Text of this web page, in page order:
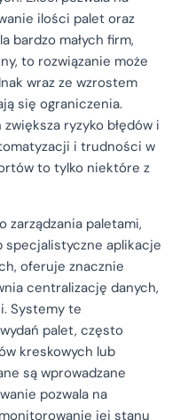
ilości palet oraz
bardzo małych firm,
to rozwiązanie może
wraz ze wzrostem
się ograniczenia.
ryzyko błędów i
i trudności w
to tylko niektóre z
zarządzania paletami,
specjalistyczne aplikacje
oferuje znacznie
centralizację danych,
Systemy te
palet, często
kreskowych lub
są wprowadzane
pozwala na
jej stanu